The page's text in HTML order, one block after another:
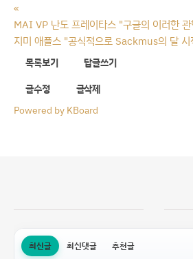
«
MAI VP 난도 프레이타스 "구글의 이러한
지미 애플스 "공식적으로 Sackmus의 달 시
목록보기
답글쓰기
글수정
글삭제
Powered by KBoard
최신글 최신댓글 추천글